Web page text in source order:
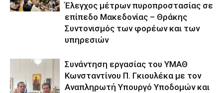
Έλεγχος μέτρων πυροπροστασίας σε
επίπεδο Μακεδονίας – Θράκης
Συντονισμός των φορέων και των
υπηρεσιών
Συνάντηση εργασίας του ΥΜΑΘ
Κωνσταντίνου Π. Γκιουλέκα με τον
Αναπληρωτή Υπουργό Υποδομών και